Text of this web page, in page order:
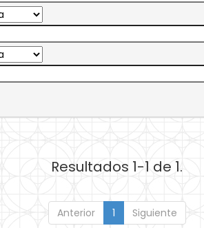
Resultados 1-1 de 1.
Anterior 1 Siguiente